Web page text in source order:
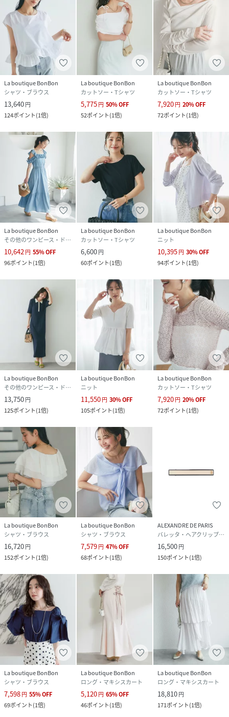
La boutique BonBon
シャツ・ブラウス
13,640円
124ポイント(1倍)
La boutique BonBon
カットソー・Tシャツ
5,775円 50%OFF
52ポイント(1倍)
La boutique BonBon
カットソー・Tシャツ
7,920円 20%OFF
72ポイント(1倍)
La boutique BonBon
その他のワンピース・ドレス
10,642円 55%OFF
96ポイント(1倍)
La boutique BonBon
カットソー・Tシャツ
6,600円
60ポイント(1倍)
La boutique BonBon
ニット
10,395円 30%OFF
94ポイント(1倍)
La boutique BonBon
その他のワンピース・ドレス
13,750円
125ポイント(1倍)
La boutique BonBon
ニット
11,550円 30%OFF
105ポイント(1倍)
La boutique BonBon
カットソー・Tシャツ
7,920円 20%OFF
72ポイント(1倍)
La boutique BonBon
シャツ・ブラウス
16,720円
152ポイント(1倍)
La boutique BonBon
シャツ・ブラウス
7,579円 47%OFF
68ポイント(1倍)
ALEXANDRE DE PARIS
バレッタ・ヘアクリップ・ヘアピン
16,500円
150ポイント(1倍)
La boutique BonBon
シャツ・ブラウス
7,598円 55%OFF
69ポイント(1倍)
La boutique BonBon
ロング・マキシスカート
5,120円 65%OFF
46ポイント(1倍)
La boutique BonBon
ロング・マキシスカート
18,810円
171ポイント(1倍)